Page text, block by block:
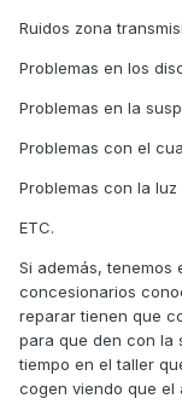
Ruidos zona
Problemas en los
Problemas en la
Problemas con el
Problemas con la
ETC.
Si además, tenemos
concesionarios
reparar tienen que
para que den con la
tiempo en el taller
cogen viendo que el